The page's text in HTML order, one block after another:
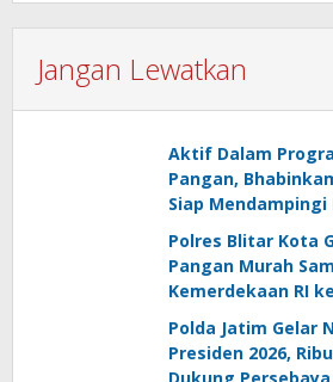
Jangan Lewatkan
Aktif Dalam
Pangan,
Siap
Polres Blitar Kota
Pangan Murah
Kemerdekaan RI
Polda Jatim Gelar
Presiden 2026,